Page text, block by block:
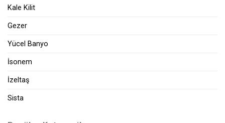
Kale Kilit
Gezer
Yücel Banyo
İsonem
İzeltaş
Sista